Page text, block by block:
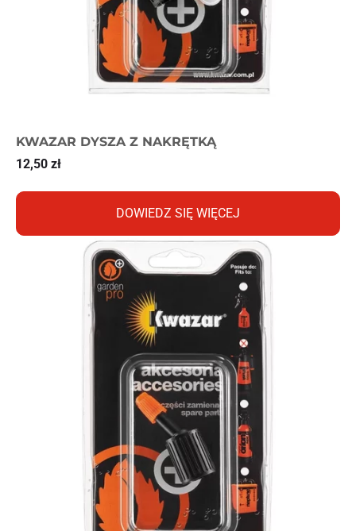
KWAZAR DYSZA Z NAKRĘTKĄ
12,50 zł
DOWIEDZ SIĘ WIĘCEJ